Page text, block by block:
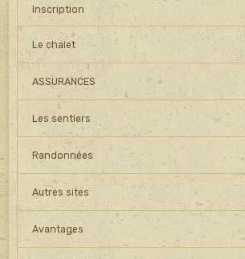
Inscription
Le chalet
ASSURANCES
Les sentiers
Randonnées
Autres sites
Avantages